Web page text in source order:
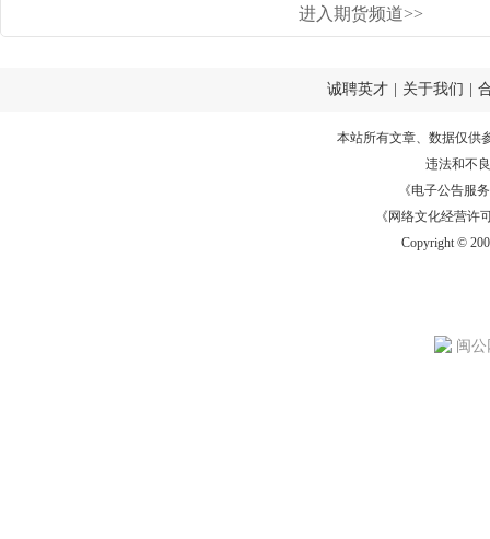
进入期货频道>>
诚聘英才 关于我们
本站所有文章、数据仅供
违法和不
《电子公告服务
《网络文化经营许
Copyright ©
闽公